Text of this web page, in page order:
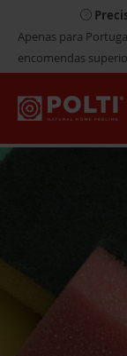
Apenas para
encomendas